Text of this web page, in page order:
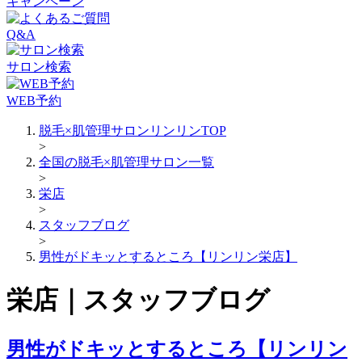
Q&A
サロン検索
WEB予約
脱毛×肌管理サロンリンリンTOP
>
全国の脱毛×肌管理サロン一覧
>
栄店
>
スタッフブログ
>
男性がドキッとするところ【リンリン栄店】
栄店｜スタッフブログ
男性がドキッとするところ【リンリン